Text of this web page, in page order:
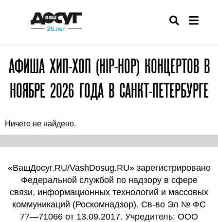
АФИША ХИП-ХОП (HIP-HOP) КОНЦЕРТОВ В
НОЯБРЕ 2026 ГОДА В САНКТ-ПЕТЕРБУРГЕ
Ничего не найдено.
«ВашДосуг.RU/VashDosug.RU» зарегистрировано
Федеральной службой по надзору в сфере
связи, информационных технологий и массовых
коммуникаций (Роскомнадзор). Св-во Эл № ФС
77—71066 от 13.09.2017. Учредитель: ООО